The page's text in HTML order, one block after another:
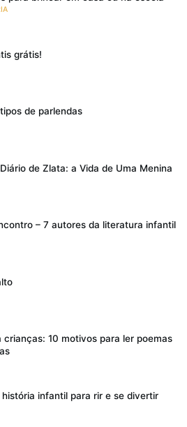
grátis!
de parlendas
de Zlata: a Vida de Uma Menina
– 7 autores da literatura infantil
crianças: 10 motivos para ler poemas
história infantil para rir e se divertir